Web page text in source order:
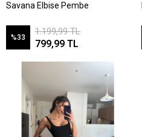
Savana Elbise Pembe
%33
1.199,99 TL
799,99 TL